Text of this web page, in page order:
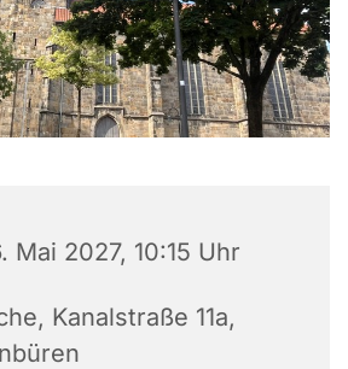
Mai 2027, 10:15 Uhr
Kanalstraße 11a,